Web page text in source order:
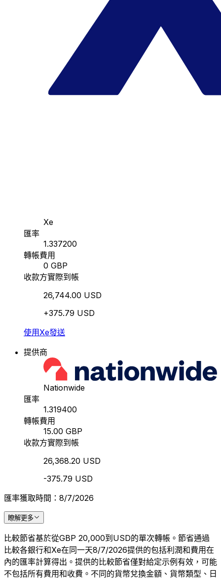
Xe
匯率
1.337200
轉帳費用
0 GBP
收款方實際到帳
26,744.00 USD
+375.79 USD
使用Xe發送
提供商
Nationwide
匯率
1.319400
轉帳費用
15.00 GBP
收款方實際到帳
26,368.20 USD
-375.79 USD
匯率獲取時間：8/7/2026
瞭解更多
比較節省基於從GBP 20,000到USD的單次轉帳。節省通過
比較各銀行和Xe在同一天8/7/2026提供的包括利潤和費用在
內的匯率計算得出。提供的比較節省僅對給定示例有效，可能
不包括所有費用和收費。不同的貨幣兌換金額、貨幣類型、日